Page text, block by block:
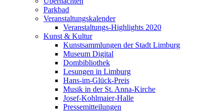
Parkbad
Veranstaltungskalender
Veranstaltungs-Highlights 2020
Kunst & Kultur
Kunstsammlungen der Stadt Limburg
Museum Digital
Dombibliothek
Lesungen in Limburg
Hans-im-Glück-Preis
Musik in der St. Anna-Kirche
Josef-Kohlmaier-Halle
Pressemitteilungen